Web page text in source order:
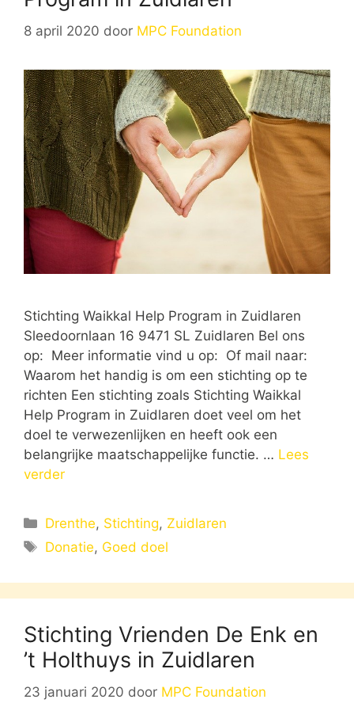
8 april 2020 door MPC Foundation
Stichting Waikkal Help Program in Zuidlaren
Sleedoornlaan 16 9471 SL Zuidlaren Bel ons
op: Meer informatie vind u op: Of mail naar:
Waarom het handig is om een stichting op te
richten Een stichting zoals Stichting Waikkal
Help Program in Zuidlaren doet veel om het
doel te verwezenlijken en heeft ook een
belangrijke maatschappelijke functie. … Lees
verder
Categorieën
Drenthe, Stichting, Zuidlaren
Tags
Donatie, Goed doel
Stichting Vrienden De Enk en
’t Holthuys in Zuidlaren
23 januari 2020 door MPC Foundation